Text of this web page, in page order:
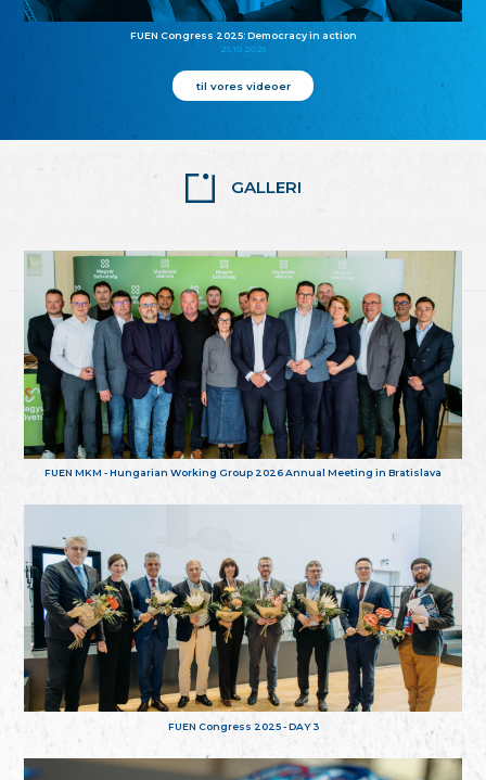
FUEN Congress 2025: Democracy in action
25.10.2025
til vores videoer
GALLERI
FUEN MKM - Hungarian Working Group 2026 Annual Meeting in Bratislava
FUEN Congress 2025 - DAY 3